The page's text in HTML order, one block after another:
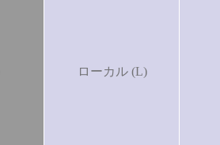
ローカル (L)